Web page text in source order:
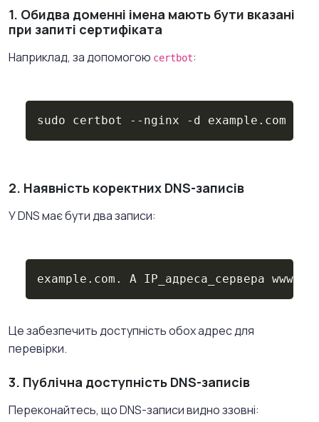
1. Обидва доменні імена мають бути вказані
при запиті сертифіката
Наприклад, за допомогою certbot:
sudo certbot --nginx -d example.com -d
2. Наявність коректних DNS-записів
У DNS має бути два записи:
example.com. A IP_адреса_сервера
Це забезпечить доступність обох адрес для
перевірки.
3. Публічна доступність DNS-записів
Переконайтесь, що DNS-записи видно ззовні: